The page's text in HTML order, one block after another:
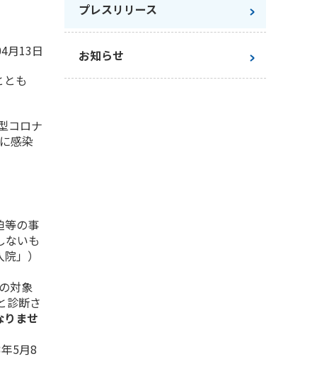
月13日
も
コロナ
感染
等の事
ないも
」）
対象
診断さ
りませ
5月8
プレスリリース
お知らせ